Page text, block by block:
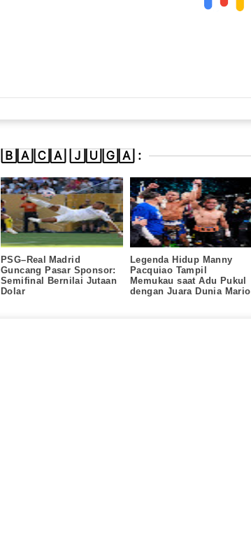
🄱🄰🄲🄰 🄹🅄🄶🄰 :
PSG–Real Madrid
Guncang Pasar Sponsor:
Semifinal Bernilai Jutaan
Dolar
Legenda Hidup Manny
Pacquiao Tampil
Memukau saat Adu Pukul
dengan Juara Dunia Mario